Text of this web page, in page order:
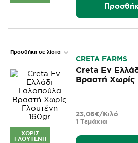
Προσθήκη σε λίστα
ΧΩΡΊΣ
ΓΛΟΥΤΈΝΗ
CRETA FARMS
Creta Εν
Βραστή Χωρίς
1 Τεμάχια
23,06€/Κιλό